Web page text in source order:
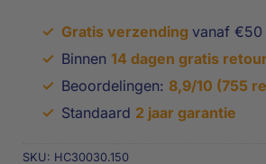
✓ Gratis verzending vanaf €50
✓ Binnen 14 dagen gratis retour
✓ Beoordelingen: 8,9/10 (755
✓ Standaard 2 jaar garantie
SKU: HC30030.150